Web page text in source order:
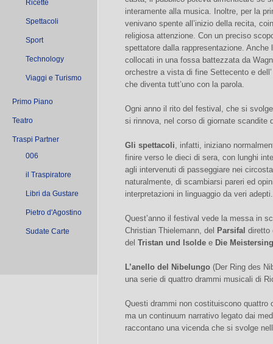
Ricette
Spettacoli
Sport
Technology
Viaggi e Turismo
Primo Piano
Teatro
Traspi Partner
006
il Traspiratore
Libri da Gustare
Pietro d'Agostino
Sudate Carte
interamente alla musica. Inoltre, per la
venivano spente all’inizio della recita,
religiosa attenzione. Con un preciso
spettatore dalla rappresentazione. Anche
collocati in una fossa battezzata da
orchestre a vista di fine Settecento e
che diventa tutt’uno con la parola.
Ogni anno il rito del festival, che si
si rinnova, nel corso di giornate scandite
Gli spettacoli, infatti, iniziano
finire verso le dieci di sera, con lunghi
agli intervenuti di passeggiare nei
naturalmente, di scambiarsi pareri ed
interpretazioni in linguaggio da veri adepti.
Quest’anno il festival vede la messa in
Christian Thielemann, del Parsifal diretto
del Tristan und Isolde e Die
L’anello del Nibelungo (Der Ring des
una serie di quattro drammi musicali di
Questi drammi non costituiscono quattro
ma un continuum narrativo legato dai
raccontano una vicenda che si svolge